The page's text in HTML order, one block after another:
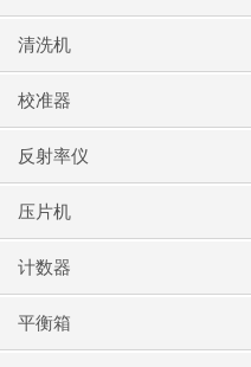
清洗机
校准器
反射率仪
压片机
计数器
平衡箱